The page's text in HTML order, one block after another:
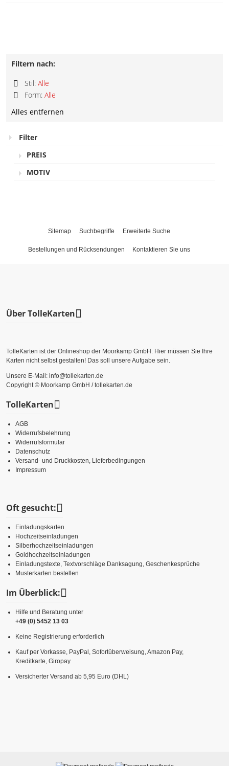
Filtern nach:
Stil: Alle
Diesen
entfernen
Form: Alle
Artikel
Alles entfernen
Filter
PREIS
MOTIV
Sitemap Suchbegriffe Erweiterte Suche
Bestellungen und Rücksendungen Kontaktieren Sie uns
Über TolleKarten
TolleKarten ist der Onlineshop der Moorkamp GmbH: Hier müssen Sie Ihre
Karten nicht selbst gestalten! Das soll unsere Aufgabe sein.
Unsere E-Mail: info@tollekarten.de
Copyright © Moorkamp GmbH / tollekarten.de
TolleKarten
AGB
Widerrufsbelehrung
Widerrufsformular
Datenschutz
Versand- und Druckkosten, Lieferbedingungen
Impressum
Oft gesucht:
Einladungskarten
Hochzeitseinladungen
Silberhochzeitseinladungen
Goldhochzeitseinladungen
Einladungstexte, Textvorschläge Danksagung, Geschenkesprüche
Musterkarten bestellen
Im Überblick:
Hilfe und Beratung unter
+49 (0) 5452 13 03
Keine Registrierung erforderlich
Kauf per Vorkasse, PayPal, Sofortüberweisung, Amazon Pay,
Kreditkarte, Giropay
Versicherter Versand ab 5,95 Euro (DHL)